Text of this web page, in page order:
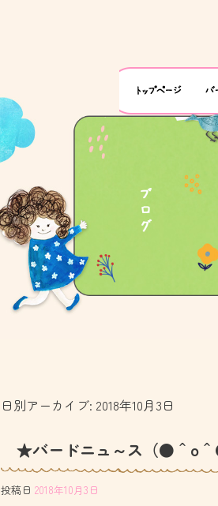
日別アーカイブ: 2018年10月3日
★バードニュ～ス（●＾o
投稿日 2018年10月3日